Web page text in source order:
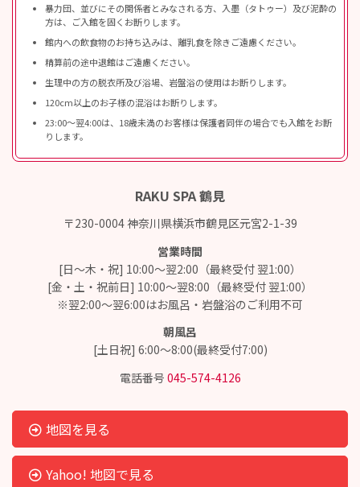
暴力団、並びにその関係者とみなされる方、入墨（タトゥー）及び泥酔の
方は、ご入館を固くお断りします。
館内への飲食物のお持ち込みは、離乳食を除きご遠慮ください。
精算前の途中退館はご遠慮ください。
生理中の方の脱衣所及び浴場、岩盤浴の使用はお断りします。
120cm以上のお子様の混浴はお断りします。
23:00〜翌4:00は、18歳未満のお客様は保護者同伴の場合でも入館をお断
りします。
RAKU SPA 鶴見
〒230-0004 神奈川県横浜市鶴見区元宮2-1-39
営業時間
[日～木・祝] 10:00～翌2:00（最終受付 翌1:00）
[金・土・祝前日] 10:00～翌8:00（最終受付 翌1:00）
※翌2:00～翌6:00はお風呂・岩盤浴のご利用不可
朝風呂
[土日祝] 6:00～8:00(最終受付7:00)
電話番号 045-574-4126
地図を見る
Yahoo! 地図で見る